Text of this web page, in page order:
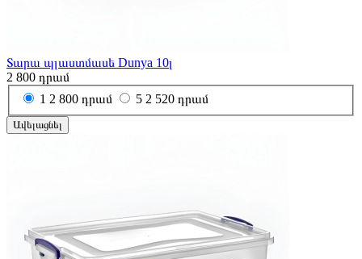
Տարա պլաստմասե Dunya 10լ
2 800 դրամ
1 2 800 դրամ 5 2 520 դրամ
Ավելացնել